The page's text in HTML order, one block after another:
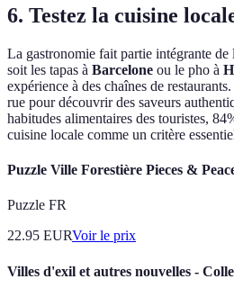
6. Testez la cuisine
La gastronomie fait partie intégrante
soit les tapas à Barcelone ou le pho à
expérience à des chaînes de
rue pour découvrir des saveurs
habitudes alimentaires des touristes,
cuisine locale comme un critère
Puzzle Ville Forestière Pieces &
Puzzle FR
22.95 EURVoir le prix
Villes d'exil et autres nouvelles -